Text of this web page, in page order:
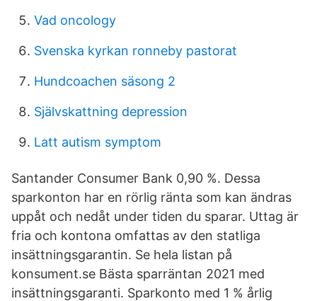
Vad oncology
Svenska kyrkan ronneby pastorat
Hundcoachen säsong 2
Självskattning depression
Latt autism symptom
Santander Consumer Bank 0,90 %. Dessa
sparkonton har en rörlig ränta som kan ändras
uppåt och nedåt under tiden du sparar. Uttag är
fria och kontona omfattas av den statliga
insättningsgarantin. Se hela listan på
konsument.se Bästa sparräntan 2021 med
insättningsgaranti. Sparkonto med 1 % årlig